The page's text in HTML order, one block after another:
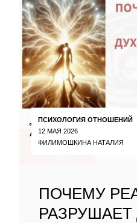
ПСИХОЛОГИЯ ОТНОШЕНИЙ
12 МАЯ 2026
ФИЛИМОШКИНА НАТАЛИЯ
ПОЧЕМУ